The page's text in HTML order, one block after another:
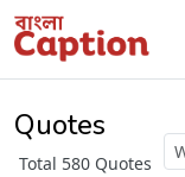
Quotes
Total 580 Quotes